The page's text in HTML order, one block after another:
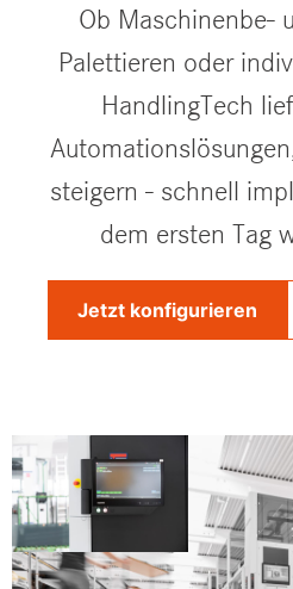
Ob Maschinenbe-
Palettieren oder
HandlingTech
steigern - schnell
dem ersten Tag
Jetzt konfigurieren